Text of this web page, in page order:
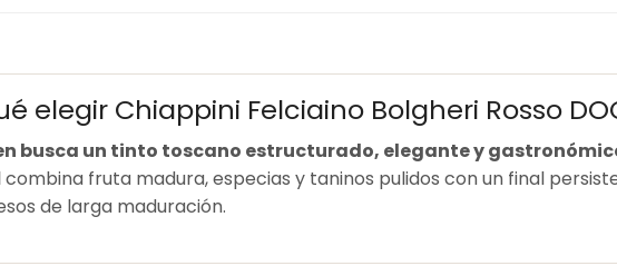
elegir Chiappini Felciaino Bolgheri Rosso
busca un tinto toscano estructurado, elegante y
combina fruta madura, especias y taninos pulidos con un final
de larga maduración.